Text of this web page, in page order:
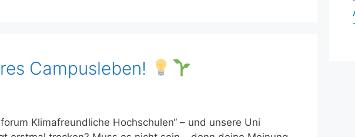
Campusleben!
Klimafreundliche Hochschulen“ – und unsere Uni